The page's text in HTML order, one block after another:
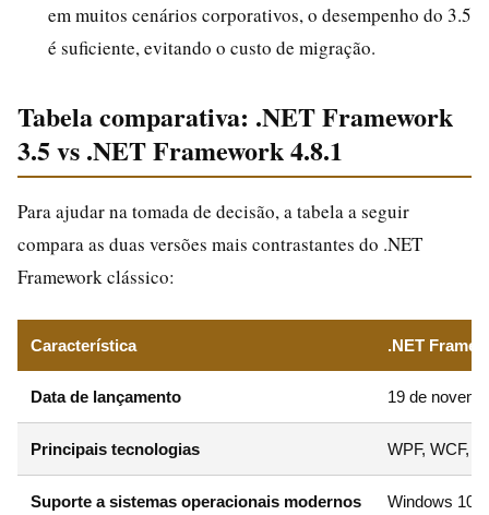
em muitos cenários corporativos, o desempenho do 3.5
é suficiente, evitando o custo de migração.
Tabela comparativa: .NET Framework
3.5 vs .NET Framework 4.8.1
Para ajudar na tomada de decisão, a tabela a seguir
compara as duas versões mais contrastantes do .NET
Framework clássico:
Característica .NET
Data de lançamento 19 de
Principais tecnologias WPF, WCF,
Suporte a sistemas operacionais modernos Windows 10/